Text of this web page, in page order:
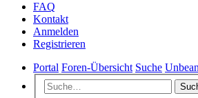
FAQ
Kontakt
Anmelden
Registrieren
Portal Foren-Übersicht Suche